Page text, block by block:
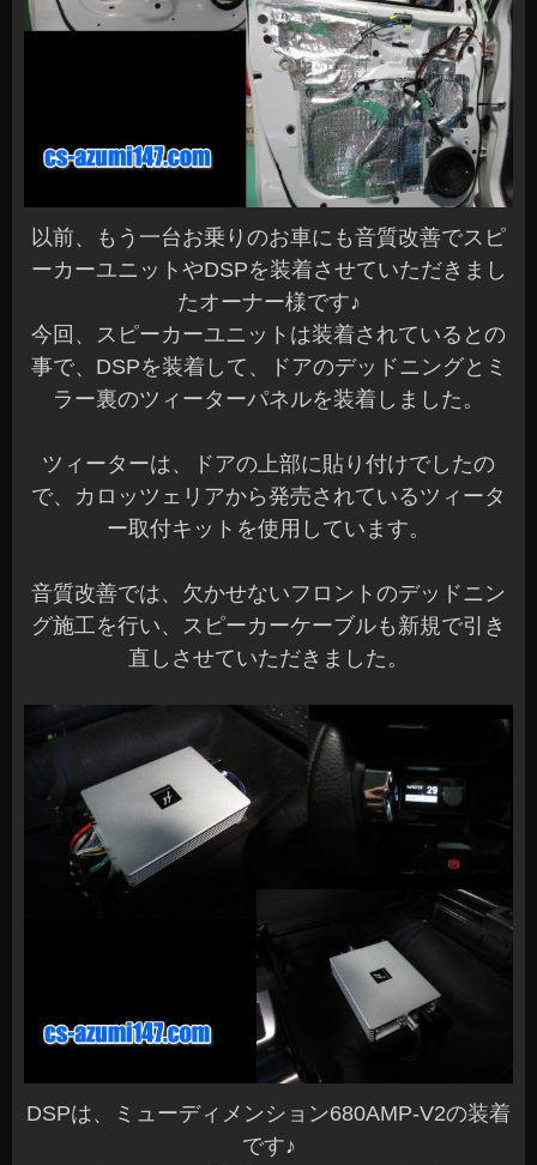
以前、もう一台お乗りのお車にも音質改善でスピ
ーカーユニットやDSPを装着させていただきまし
たオーナー様です♪
今回、スピーカーユニットは装着されているとの
事で、DSPを装着して、ドアのデッドニングとミ
ラー裏のツィーターパネルを装着しました。
ツィーターは、ドアの上部に貼り付けでしたの
で、カロッツェリアから発売されているツィータ
ー取付キットを使用しています。
音質改善では、欠かせないフロントのデッドニン
グ施工を行い、スピーカーケーブルも新規で引き
直しさせていただきました。
DSPは、ミューディメンション680AMP-V2の装着
です♪